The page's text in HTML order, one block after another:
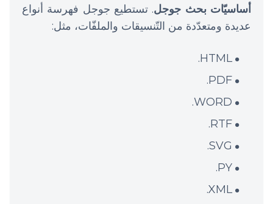
أساسيّات بحث جوجل. تستطيع جوجل فهرسة أنواع
عديدة ومتعدّدة من التّنسيقات والملفّات، مثل:
HTML.
PDF.
WORD.
RTF.
SVG.
PY.
XML.